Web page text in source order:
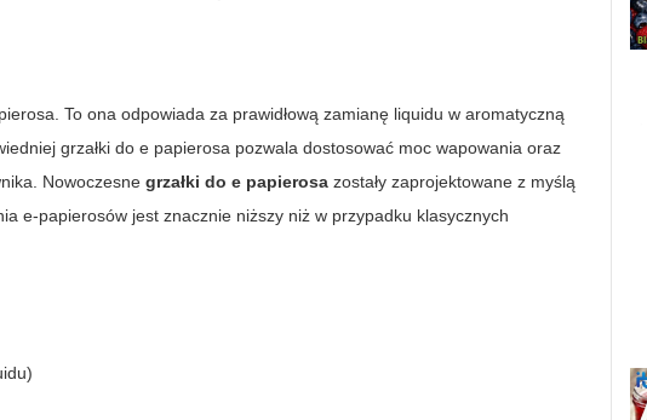
. To ona odpowiada za prawidłową zamianę liquidu w aromatyczną
grzałki do e papierosa pozwala dostosować moc wapowania oraz
Nowoczesnegrzałki do e papierosa zostały zaprojektowane z myślą
e-papierosów jest znacznie niższy niż w przypadku klasycznych